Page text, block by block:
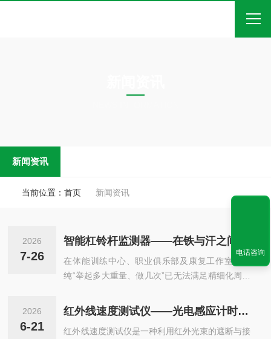
在线留言
新闻资讯
当前位置： 首页 新闻资讯
2026
7-26
在体能训练中心、职业俱乐部及康复工作室，单
纯“举起多大重量、做几次”已无法满足精细化周期
过程中，杠铃的轨迹是否偏移、离心与向心阶段耗
时各是多少、左右侧伸膝力矩是否平衡，甚至杠铃
是否发生不必要的旋转或晃动。智能杠铃杆监测器
2026
6-21
红外线速度测试仪——光电感应计时原理与体育运动精准测速应用
红外线速度测试仪是一种利用红外光束的遮断与接
电话咨询